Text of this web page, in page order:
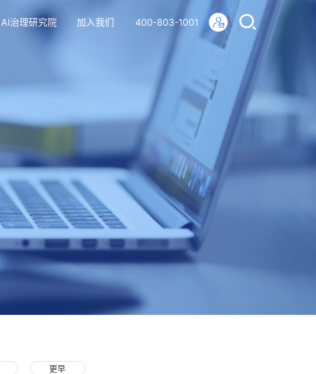
AI治理研究院 加入我们 400-803-1001
更早